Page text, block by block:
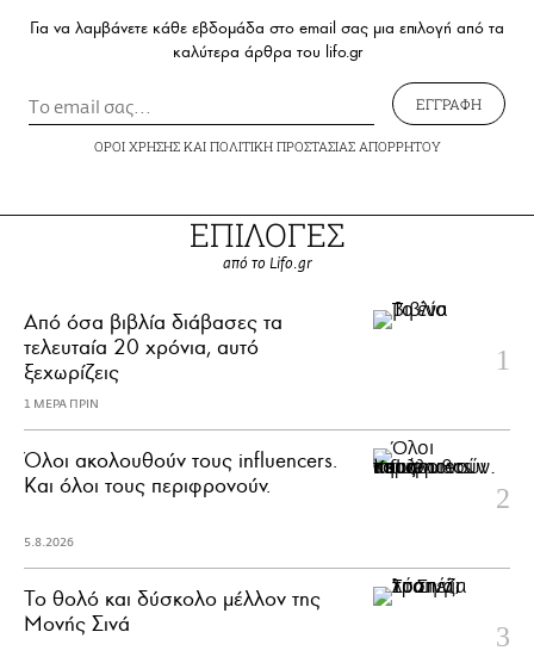
Για να λαμβάνετε κάθε εβδομάδα στο email σας μια επιλογή από τα
καλύτερα άρθρα του lifo.gr
ΕΓΓΡΑΦΗ
ΟΡΟΙ ΧΡΗΣΗΣΚΑΙ ΠΟΛΙΤΙΚΗ ΠΡΟΣΤΑΣΙΑΣ ΑΠΟΡΡΗΤΟΥ
ΕΠΙΛΟΓΕΣ
από το Lifo.gr
Από όσα βιβλία διάβασες τα
τελευταία 20 χρόνια, αυτό
ξεχωρίζεις
1 ΜΕΡΑ ΠΡΙΝ
Όλοι ακολουθούν τους influencers.
Και όλοι τους περιφρονούν.
5.8.2026
Το θολό και δύσκολο μέλλον της
Μονής Σινά